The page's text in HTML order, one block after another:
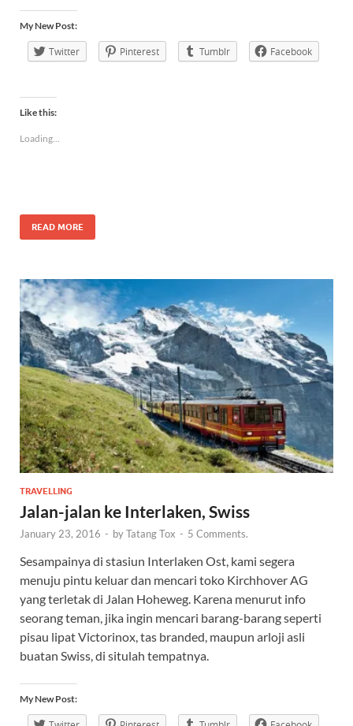
My New Post:
Twitter Pinterest Tumblr Facebook
Like this:
Loading...
READ MORE
TRAVELLING
Jalan-jalan ke Interlaken, Swiss
January 23, 2016 - byTatang Tox - 5 Comments.
Sesampainya di stasiun Interlaken Ost, kami segera
menuju pintu keluar dan mencari toko Kirchhover AG
yang terletak di Jalan Hoheweg. Karena menurut info
seorang teman, jika ingin mencari barang-barang seperti
pisau lipat Victorinox, tas branded, maupun arloji asli
buatan Swiss, di situlah tempatnya.
My New Post: